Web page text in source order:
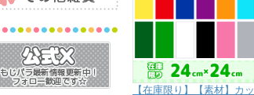
【在庫限り】【素材】カッ